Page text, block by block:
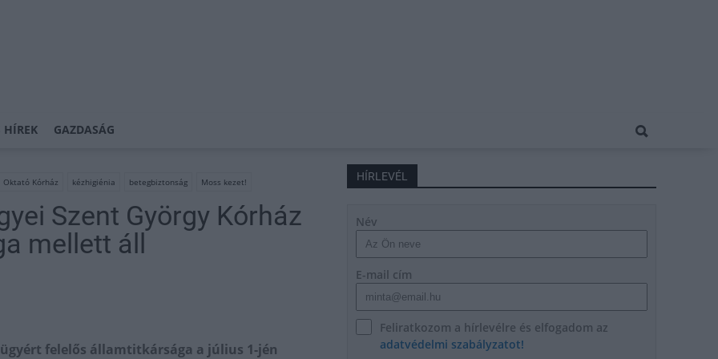
HÍREK GAZDASÁG
Oktató Kórház kézhigiénia betegbiztonság Moss kezet!
Szent György Kórház
mellett áll
felelős államtitkársága a július 1-jén
HÍRLEVÉL
Név
E-mail cím
Feliratkozom a hírlevélre és elfogadom az
adatvédelmi szabályzatot!